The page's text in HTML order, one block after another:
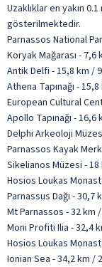
Uzaklıklar en yakın
gösterilmektedir.
Parnassos National
Koryak Mağarası - 7,6
Antik Delfi - 15,8 km /
Athena Tapınağı -
European Cultural
Apollo Tapınağı - 16,6
Delphi Arkeoloji
Parnassos Kayak
Sikelianos Müzesi - 18
Hosios Loukas
Parnassus Dağı - 30,7
Mt Parnassos - 32 km
Moni Profiti Ilia - 32,4
Hosios Loukas
Ionian Sea - 34,2 km /